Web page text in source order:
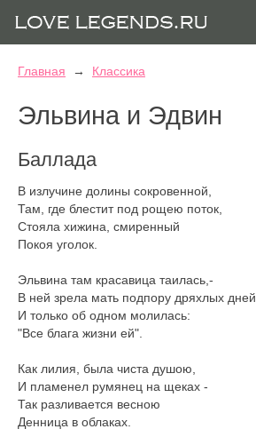
Главная → Классика
Эльвина и Эдвин
Баллада
В излучине долины сокровенной,
Там, где блестит под рощею поток,
Стояла хижина, смиренный
Покоя уголок.
Эльвина там красавица таилась,-
В ней зрела мать подпору дряхлых дней,
И только об одном молилась:
"Все блага жизни ей".
Как лилия, была чиста душою,
И пламенел румянец на щеках -
Так разливается весною
Денница в облаках.